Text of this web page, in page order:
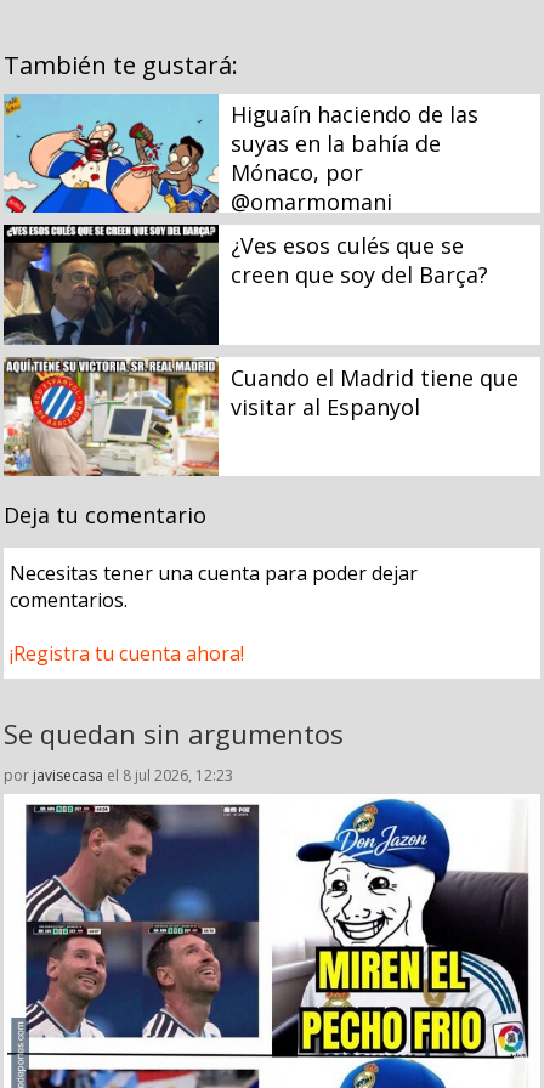
También te gustará:
Higuaín haciendo de las
suyas en la bahía de
Mónaco, por
@omarmomani
¿Ves esos culés que se
creen que soy del Barça?
Cuando el Madrid tiene que
visitar al Espanyol
Deja tu comentario
Necesitas tener una cuenta para poder dejar
comentarios.
¡Registra tu cuenta ahora!
Se quedan sin argumentos
por javisecasa el 8 jul 2026, 12:23